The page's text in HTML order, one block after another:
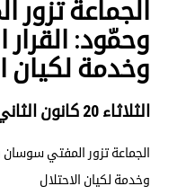
الجماعة
وحمّود:
وخدمة لكيان
الثلاثاء 20 كانون الثاني 2026
الجماعة تزور المفتي
وخدمة لكيان الاحتلال